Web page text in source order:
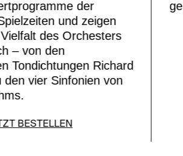
der
und zeigen
des Orchesters
– von den
Tondichtungen Richard
den vier Sinfonien von
BESTELLEN